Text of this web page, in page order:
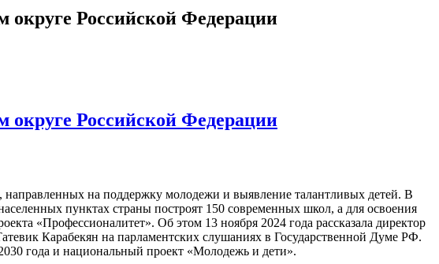
Российской Федерации
Российской Федерации
на поддержку молодежи и выявление талантливых детей. В
пунктах страны построят 150 современных школ, а для освоения
«Профессионалитет». Об этом 13 ноября 2024 года рассказала директор
Карабекян на парламентских слушаниях в Государственной Думе РФ.
года и национальный проект «Молодежь и дети».